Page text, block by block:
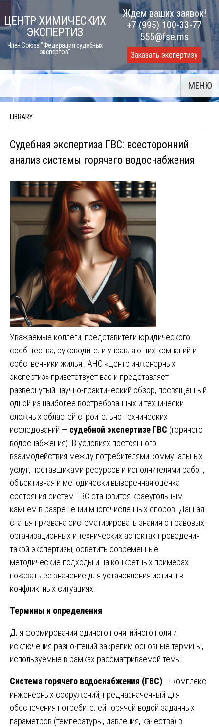
Skip
to
content
ЦЕНТР ХИМИЧЕСКИХ
ЭКСПЕРТИЗ
Член Союза "Федерация судебных
экспертов"
Ждем ваших заявок!
+7 (995) 100-33-77
555@fse.ms
Заказать экспертизу
МЕНЮ
LIBRARY
Судебная экспертиза ГВС: всесторонний
анализ системы горячего водоснабжения
Уважаемые коллеги, представители юридического
сообщества, руководители управляющих компаний и
собственники жилья! АНО «Центр инженерных
экспертиз» приветствует вас и представляет
развернутый научно-практический обзор, посвященный
одной из наиболее востребованных и технически
сложных областей строительно-технических
исследований — судебной экспертизе ГВС (горячего
водоснабжения). В условиях постоянного
взаимодействия между потребителями коммунальных
услуг, поставщиками ресурсов и исполнителями работ,
объективная и методически выверенная оценка
состояния систем ГВС становится краеугольным
камнем в разрешении многочисленных споров. Данная
статья призвана систематизировать знания о правовых,
организационных и технических аспектах проведения
такой экспертизы, осветить современные
методические подходы и на конкретных примерах
показать ее значение для установления истины в
конфликтных ситуациях.
Термины и определения
Для формирования единого понятийного поля и
исключения разночтений закрепим основные термины,
используемые в рамках рассматриваемой темы.
Система горячего водоснабжения (ГВС) — комплекс
инженерных сооружений, предназначенный для
обеспечения потребителей горячей водой заданных
параметров (температуры, давления, качества) в